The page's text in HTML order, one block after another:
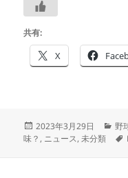
共有:
X
投
稿
2023年3月29日
カ
テ
野
味？, ニュース,未分類